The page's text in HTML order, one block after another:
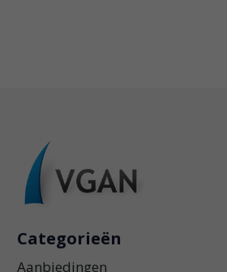
Categorieën
Aanbiedingen